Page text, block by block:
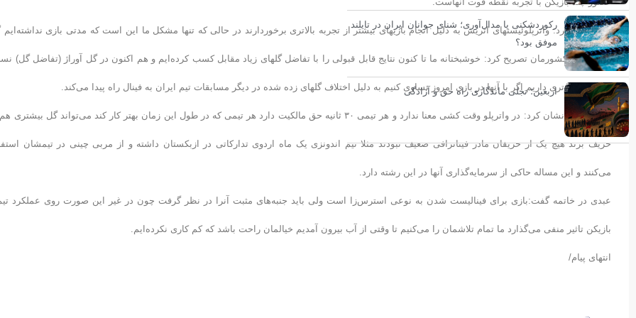
وی تصریح کرد: واترپلوئیستهای اتریش به دلیل انجام بازیهای بیشتر از تجربه بالاتری برخوردارند در حالی که تنها مشکل ما این است که مدتی بازی نداشته‌ایم
تیم واترپلو کشورمان تصریح کرد: خوشبختانه ما تا کنون نتایج قابل قبولی را با تفاضل گلهای زیاد مقابل کسب کرده‌ایم و هم اکنون در گل آوراژ (تفاضل گل)
به اتریش برتری داریم اگر با آنها در بازی امروز تساوی کنیم به دلیل اختلاف گلهای زده شده در دیگر مسابقات تیم ایران به فینال راه پیدا می‌کند.
عبدی خاطر نشان کرد: در واترپلو وقت کشی معنا ندارد و هر تیمی ۳۰ ثانیه حق مالکیت دارد هر تیمی که در طول این زمان بهتر کار کند می‌تواند گل بیشتری
حریف بزند هیچ یک از حریفان مادر فیناترافی ضعیف‌ نبودند مثلا تیم اندونزی یک ماه اردوی تدارکاتی در ازبکستان داشته و از مربی چینی در تیمشان
می‌کنند و این مساله حاکی از سرمایه‌گذاری آنها در این رشته دارد.
عبدی در خاتمه گفت:بازی برای فینالیست شدن به نوعی استرس‌زا است ولی باید جنبه‌های مثبت آنرا در نظر گرفت چون در غیر این صورت روی عملکرد
بازیکن تاثیر منفی می‌گذارد ما تمام تلاشمان را می‌کنیم تا وقتی از آب بیرون آمدیم خیالمان راحت باشد که کم کاری نکرده‌ایم.
انتهای پیام/
رکوردشکنی یا مدال‌آوری؛ شنای جوانان ایران در تایلند
موفق بود؟
اربعین؛ تجلی ماندگاری راه حق و آزادگی